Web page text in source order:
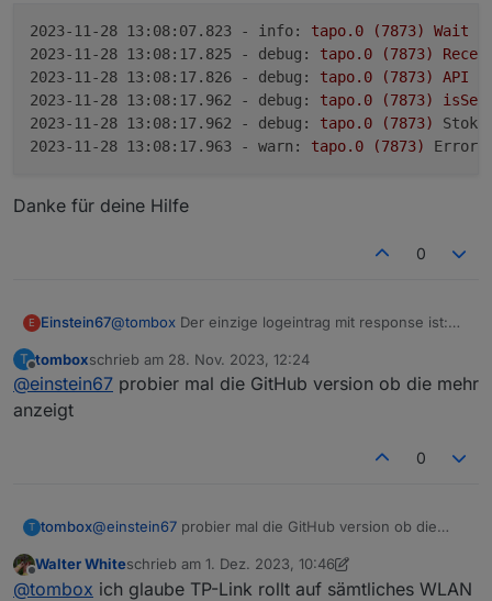
2023-11-28 13:08:07.823 - info: tapo.0 (7873) Wait
2023-11-28 13:08:17.825 - debug:
tapo.0 (7873)
2023-11-28 13:08:17.826 - debug:
tapo.0 (7873) API
2023-11-28 13:08:17.962 - debug:
tapo.0 (7873)
2023-11-28 13:08:17.962 - debug:
tapo.0 (7873)
2023-11-28 13:08:17.963 - warn:
tapo.0 (7873) Error:
Danke für deine Hilfe
0
E Einstein67@tombox Der einzige logeintrag mit response ist:
2023-11-28 13:08:07.823 - info: tapo.0
2023-11-28 13:08:17.825 - debug: tapo.0
2023-11-28 13:08:17.962 - debug: tapo.0
T
Offline
tomboxschrieb am 28. Nov. 2023, 12:24
zuletzt editiert von
@einstein67 probier mal die GitHub version ob die mehr
anzeigt
0
T tombox@einstein67 probier mal die GitHub version ob die
Offline
Walter Whiteschrieb am 1. Dez. 2023, 10:46
zuletzt editiert von Walter White
@tombox ich glaube TP-Link rollt auf sämtliches WLAN